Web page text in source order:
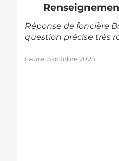
Réponse de foncière
question précise très
Faure, 3 octobre 2025